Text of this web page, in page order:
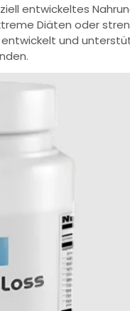
entwickeltes
Diäten oder
und